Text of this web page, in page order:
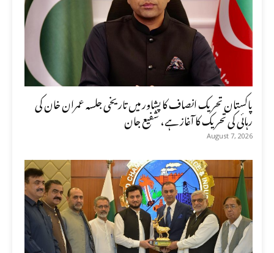
پاکستان تحریک انصاف کا پشاور میں تاریخی جلسہ عمران خان کی
رہائی کی تحریک کا آغاز ہے، شفیع جان
August 7, 2026